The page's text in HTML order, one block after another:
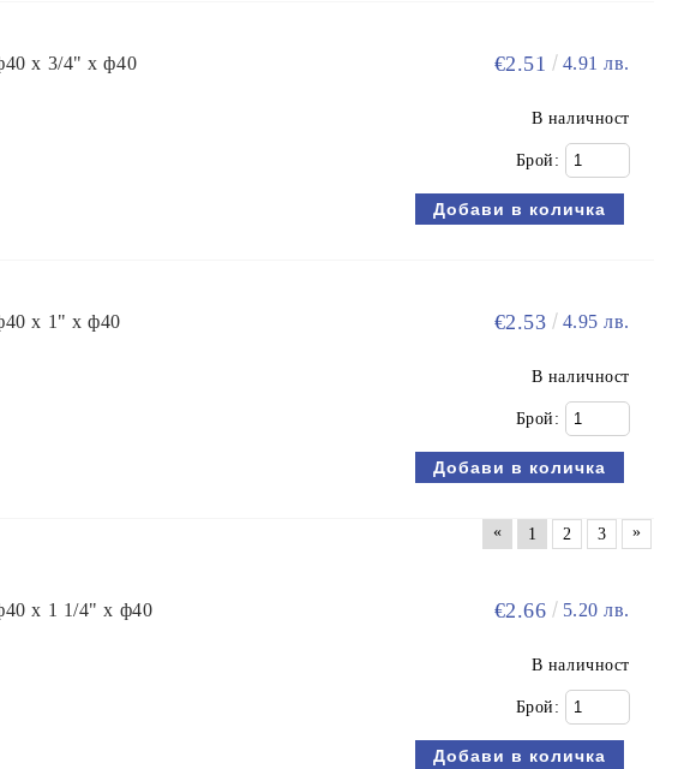
х 3/4" х ф40 €2.51 4.91 лв.
В наличност
Брой:
х 1" х ф40 €2.53 4.95 лв.
В наличност
Брой:
« 1 2 3 »
х 1 1/4" х ф40 €2.66 5.20 лв.
В наличност
Брой: